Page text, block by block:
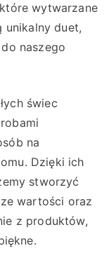
wytwarzane
unikalny duet,
naszego
świec
na
Dzięki ich
stworzyć
wartości oraz
z produktów,